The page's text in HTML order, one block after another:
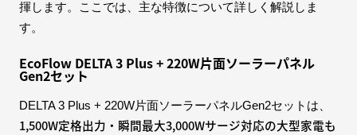
揮します。ここでは、主な特徴について詳しく解説しま
す。
EcoFlow DELTA 3 Plus + 220W片面ソーラーパネル
Gen2セット
DELTA 3 Plus + 220W片面ソーラーパネルGen2セットは、
1,500W定格出力・瞬間最大3,000Wサージ対応の大型家電も